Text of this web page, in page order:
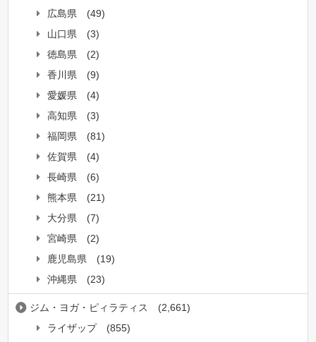
広島県
(49)
山口県
(3)
徳島県
(2)
香川県
(9)
愛媛県
(4)
高知県
(3)
福岡県
(81)
佐賀県
(4)
長崎県
(6)
熊本県
(21)
大分県
(7)
宮崎県
(2)
鹿児島県
(19)
沖縄県
(23)
ジム・ヨガ・ピィラティス
(2,661)
ライザップ
(855)